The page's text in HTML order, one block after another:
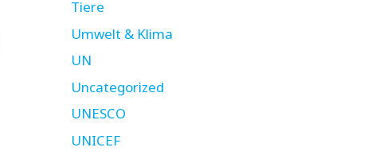
Tiere
Umwelt & Klima
UN
Uncategorized
UNESCO
UNICEF